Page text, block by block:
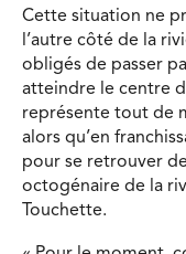
Cette situation ne
l’autre côté de la
obligés de passer
atteindre le centre
représente tout de
alors qu’en
pour se retrouver
octogénaire de la
Touchette.